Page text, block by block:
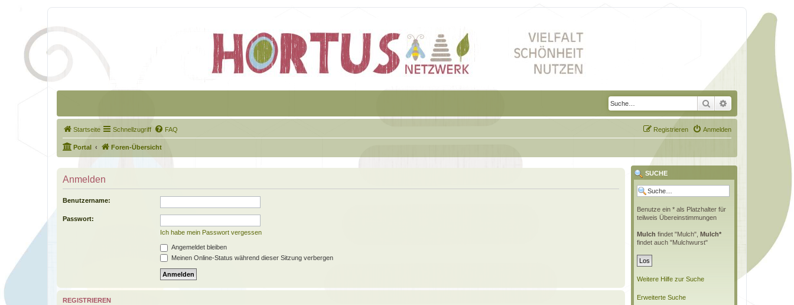
Suche Erweiterte Suche
Startseite Schnellzugriff FAQ Anmelden
Registrieren
Portal Foren-Übersicht
Anmelden
Benutzername:
Passwort:
Ich habe mein Passwort vergessen
Angemeldet bleiben
Meinen Online-Status während dieser Sitzung verbergen
REGISTRIEREN
SUCHE
Benutze ein * als Platzhalter für
teilweis Übereinstimmungen
Mulch findet "Mulch", Mulch*
findet auch "Mulchwurst"
Weitere Hilfe zur Suche
Erweiterte Suche